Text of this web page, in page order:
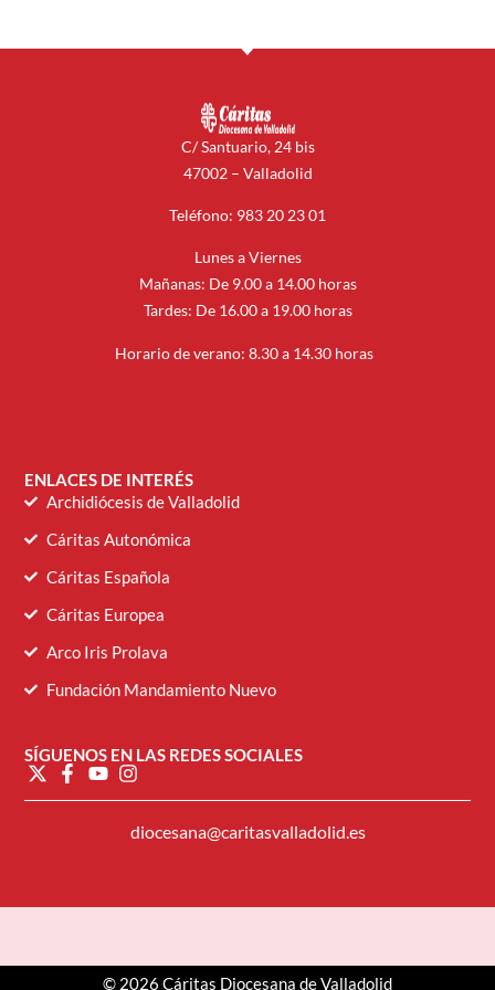
C/ Santuario, 24 bis
47002 – Valladolid
Teléfono: 983 20 23 01
Lunes a Viernes
Mañanas: De 9.00 a 14.00 horas
Tardes: De 16.00 a 19.00 horas
Horario de verano: 8.30 a 14.30 horas
ENLACES DE INTERÉS
Archidiócesis de Valladolid
Cáritas Autonómica
Cáritas Española
Cáritas Europea
Arco Iris Prolava
Fundación Mandamiento Nuevo
SÍGUENOS EN LAS REDES SOCIALES
diocesana@caritasvalladolid.es
© 2026 Cáritas Diocesana de Valladolid